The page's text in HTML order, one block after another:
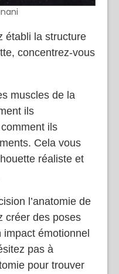
établi la structure
concentrez-vous
muscles de la
ils
ils
Cela vous
réaliste et
l’anatomie de
créer des poses
émotionnel
pas à
pour trouver